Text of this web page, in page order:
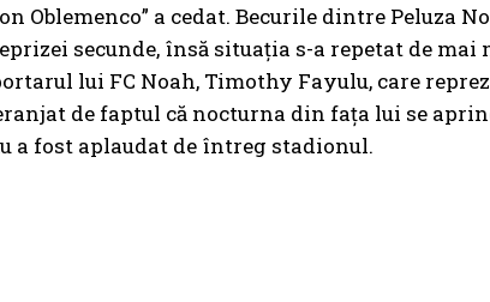
a cedat. Becurile dintre Peluza
secunde, însă situația s-a repetat de mai
lui FC Noah, Timothy Fayulu, care
de faptul că nocturna din fața lui se
a fost aplaudat de întreg stadionul.